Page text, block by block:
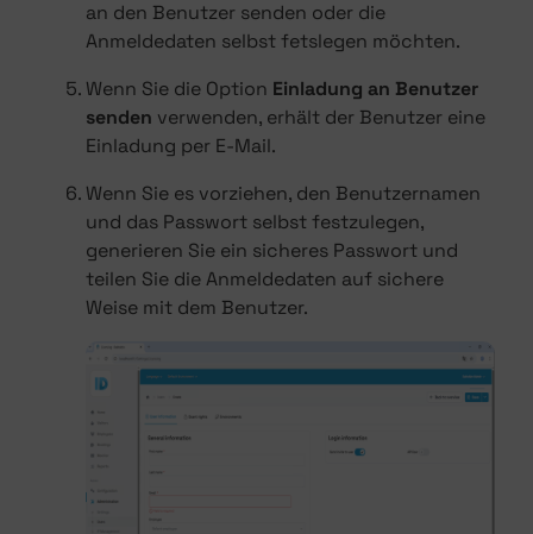
an den Benutzer senden oder die
Anmeldedaten selbst fetslegen möchten.
Wenn Sie die Option Einladung an Benutzer
senden verwenden, erhält der Benutzer eine
Einladung per E-Mail.
Wenn Sie es vorziehen, den Benutzernamen
und das Passwort selbst festzulegen,
generieren Sie ein sicheres Passwort und
teilen Sie die Anmeldedaten auf sichere
Weise mit dem Benutzer.